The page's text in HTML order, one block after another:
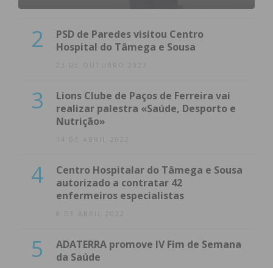
2
PSD de Paredes visitou Centro
Hospital do Tâmega e Sousa
23 DE OUTUBRO 2023
3
Lions Clube de Paços de Ferreira vai
realizar palestra «Saúde, Desporto e
Nutrição»
14 DE ABRIL 2022
4
Centro Hospitalar do Tâmega e Sousa
autorizado a contratar 42
enfermeiros especialistas
8 DE ABRIL 2022
5
ADATERRA promove IV Fim de Semana
da Saúde